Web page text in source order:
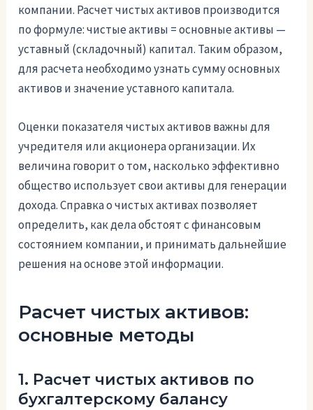
компании. Расчет чистых активов производится
по формуле: чистые активы = основные активы —
уставный (складочный) капитал. Таким образом,
для расчета необходимо узнать сумму основных
активов и значение уставного капитала.
Оценки показателя чистых активов важны для
учредителя или акционера организации. Их
величина говорит о том, насколько эффективно
общество использует свои активы для генерации
дохода. Справка о чистых активах позволяет
определить, как дела обстоят с финансовым
состоянием компании, и принимать дальнейшие
решения на основе этой информации.
Расчет чистых активов:
основные методы
1. Расчет чистых активов по
бухгалтерскому балансу